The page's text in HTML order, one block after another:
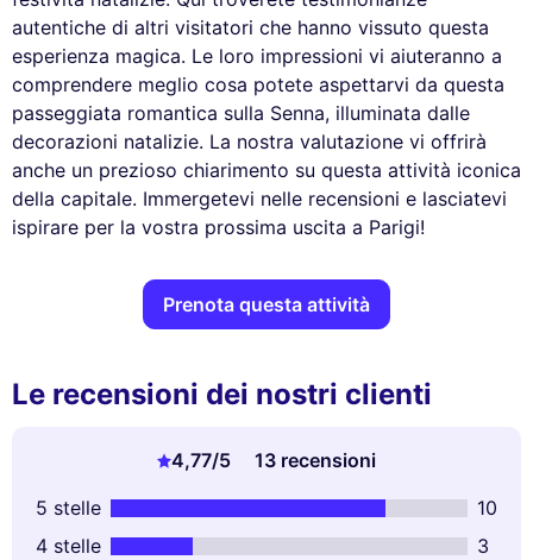
autentiche di altri visitatori che hanno vissuto questa
esperienza magica. Le loro impressioni vi aiuteranno a
comprendere meglio cosa potete aspettarvi da questa
passeggiata romantica sulla Senna, illuminata dalle
decorazioni natalizie. La nostra valutazione vi offrirà
anche un prezioso chiarimento su questa attività iconica
della capitale. Immergetevi nelle recensioni e lasciatevi
ispirare per la vostra prossima uscita a Parigi!
Prenota questa attività
Le recensioni dei nostri clienti
4,77/5
13 recensioni
5 stelle
10
4 stelle
3